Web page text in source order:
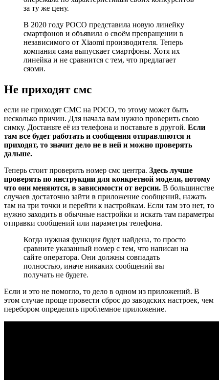
за ту же цену.
В 2020 году POCO представила новую линейку
смартфонов и объявила о своём превращении в
независимого от Xiaomi производителя. Теперь
компания сама выпускает смартфоны. Хотя их
линейка и не сравнится с тем, что предлагает
сяоми.
Не приходят смс
если не приходят СМС на РОСО, то этому может быть
несколько причин. Для начала вам нужно проверить свою
симку. Достаньте её из телефона и поставьте в другой. Если
там все будет работать и сообщения отправляются и
приходят, то значит дело не в ней и можно проверять
дальше.
Теперь стоит проверить номер смс центра. Здесь лучше
проверять по инструкции для конкретной модели, потому
что они меняются, в зависимости от версии. В большинстве
случаев достаточно зайти в приложение сообщений, нажать
там на три точки и перейти к настройкам. Если там это нет, то
нужно заходить в обычные настройки и искать там параметры
отправки сообщений или параметры телефона.
Когда нужная функция будет найдена, то просто
сравните указанный номер с тем, что написан на
сайте оператора. Они должны совпадать
полностью, иначе никаких сообщений вы
получать не будете.
Если и это не помогло, то дело в одном из приложений. В
этом случае проще провести сброс до заводских настроек, чем
перебором определять проблемное приложение.